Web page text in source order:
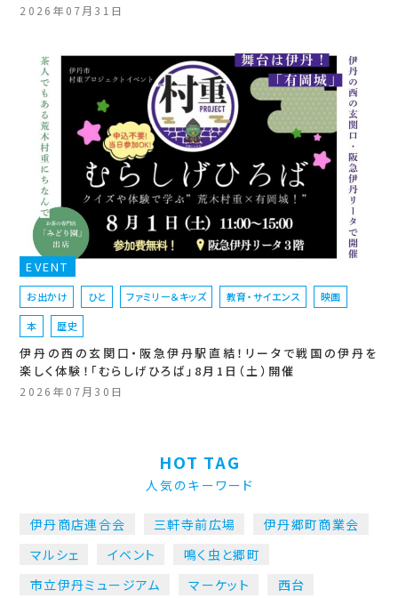
2026年07月31日
EVENT
お出かけ ひと ファミリー＆キッズ 教育・サイエンス 映画
本 歴史
伊丹の西の玄関口・阪急伊丹駅直結！リータで戦国の伊丹を
楽しく体験！「むらしげひろば」8月1日（土）開催
2026年07月30日
HOT TAG
人気のキーワード
伊丹商店連合会 三軒寺前広場
伊丹郷町商業会
マルシェ
イベント
鳴く虫と郷町
市立伊丹ミュージアム
マーケット 西台